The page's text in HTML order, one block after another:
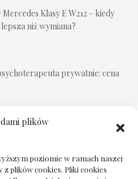
plików
poziomie w ramach naszej
plików cookies. Pliki cookies
Klasy E W212 – kiedy
niż wymiana?
prywatnie: cena
odbioru przy zmianie biura